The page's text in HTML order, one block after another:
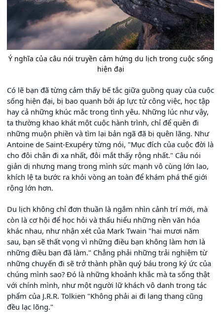
Ý nghĩa của câu nói truyền cảm hứng du lịch trong cuộc sống
hiện đại
Có lẽ bạn đã từng cảm thấy bế tắc giữa guồng quay của cuộc
sống hiện đại, bị bao quanh bởi áp lực từ công việc, học tập
hay cả những khúc mắc trong tình yêu. Những lúc như vậy,
ta thường khao khát một cuộc hành trình, chỉ để quên đi
những muộn phiền và tìm lại bản ngã đã bị quên lãng. Như
Antoine de Saint-Exupéry từng nói, "Mục đích của cuộc đời là
cho đôi chân đi xa nhất, đôi mắt thấy rộng nhất." Câu nói
giản dị nhưng mang trong mình sức mạnh vô cùng lớn lao,
khích lệ ta bước ra khỏi vòng an toàn để khám phá thế giới
rộng lớn hơn.
Du lịch không chỉ đơn thuần là ngắm nhìn cảnh trí mới, mà
còn là cơ hội để học hỏi và thấu hiểu những nền văn hóa
khác nhau, như nhận xét của Mark Twain "hai mươi năm
sau, bạn sẽ thất vọng vì những điều bạn không làm hơn là
những điều bạn đã làm." Chẳng phải những trải nghiệm từ
những chuyến đi sẽ trở thành phần quý báu trong ký ức của
chúng mình sao? Đó là những khoảnh khắc mà ta sống thật
với chính mình, như một người lữ khách vô danh trong tác
phẩm của J.R.R. Tolkien "Không phải ai đi lang thang cũng
đều lạc lõng."